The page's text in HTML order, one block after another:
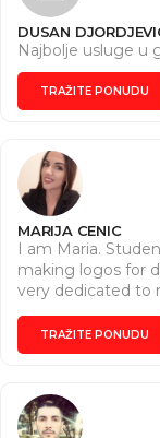
DUSAN
Najbolje usluge u
TRAŽITE PONUDU
MARIJA CENIC
I am Maria.
making logos for
very dedicated to
I use Excel, Word,
TRAŽITE PONUDU